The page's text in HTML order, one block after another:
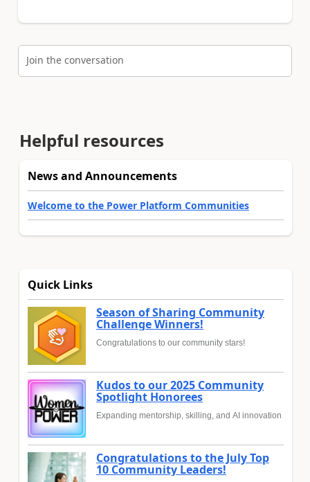
Join the conversation
Helpful resources
News and Announcements
Welcome to the Power Platform Communities
Quick Links
Season of Sharing Community
Challenge Winners!
Congratulations to our community stars!
Kudos to our 2025 Community
Spotlight Honorees
Expanding mentorship, skilling, and AI innovation
Congratulations to the July Top
10 Community Leaders!